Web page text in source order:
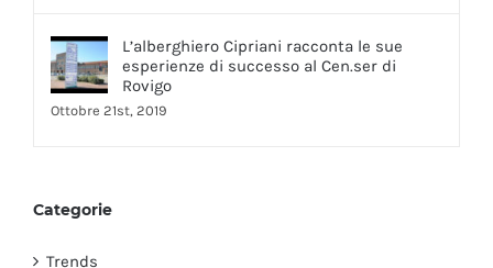
L’alberghiero Cipriani racconta le sue
esperienze di successo al Cen.ser di
Rovigo
Ottobre 21st, 2019
Categorie
Trends